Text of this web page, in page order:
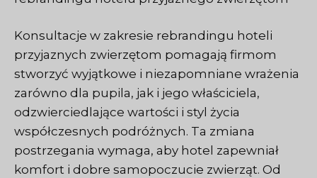
Konsultacje w zakresie rebrandingu hoteli
przyjaznych zwierzętom pomagają firmom
stworzyć wyjątkowe i niezapomniane wrażenia
zarówno dla pupila, jak i jego właściciela,
odzwierciedlające wartości i styl życia
współczesnych podróżnych. Ta zmiana
postrzegania wymaga, aby hotel zapewniał
komfort i dobre samopoczucie zwierząt. Od